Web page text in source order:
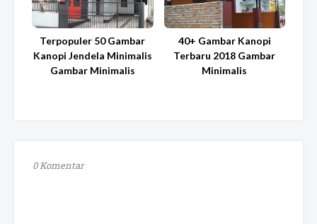
Terpopuler 50 Gambar
Kanopi Jendela Minimalis
Gambar Minimalis
40+ Gambar Kanopi
Terbaru 2018 Gambar
Minimalis
0 Komentar